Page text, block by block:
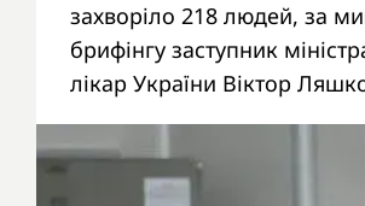
захворіло 218 людей, за
брифінгу заступник
лікар України Віктор